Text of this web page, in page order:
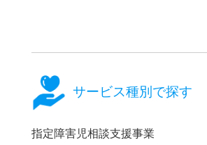
サービス種別で探す
指定障害児相談支援事業